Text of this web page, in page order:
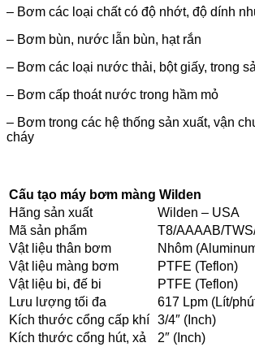
– Bơm các loại chất có độ nhớt, độ dính
– Bơm bùn, nước lẫn bùn, hạt rắn
– Bơm các loại nước thải, bột giấy, trong
– Bơm cấp thoát nước trong hầm mỏ
– Bơm trong các hệ thống sản xuất, vận
cháy
Cấu tạo máy bơm màng Wilden
Hãng sản xuất
Wilden – USA
Mã sản phẩm
T8/AAAAB/
Vật liệu thân bơm
Nhôm
Vật liệu màng bơm
PTFE (Teflon)
Vật liệu bi, đế bi
PTFE (Teflon)
Lưu lượng tối đa
617 Lpm (Lít/
Kích thước cổng cấp khí 3/4″ (Inch)
Kích thước cổng hút, xả
2″ (Inch)